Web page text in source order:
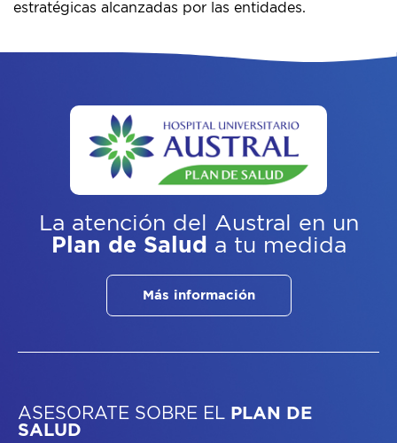
estratégicas alcanzadas por las entidades.
La atención del Austral
en un
Plan de Salud a tu medida
Más información